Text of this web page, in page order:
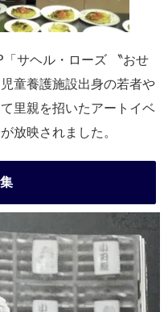
サヘル・ローズ 〝おせ
童養護施設出身の若者や
里親を招いたアートイベ
放映されました。